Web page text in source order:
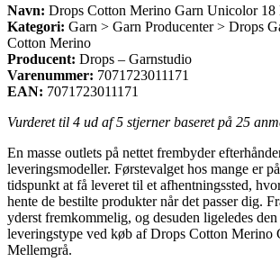
Navn: Drops Cotton Merino Garn Unicolor 18
Kategori: Garn > Garn Producenter > Drops
Cotton Merino
Producent: Drops – Garnstudio
Varenummer: 7071723011171
EAN: 7071723011171
Vurderet til 4 ud af 5 stjerner baseret på 25
En masse outlets på nettet frembyder
leveringsmodeller. Førstevalget hos mange er
tidspunkt at få leveret til et afhentningssted,
hente de bestilte produkter når det passer dig.
yderst fremkommelig, og desuden ligeledes
leveringstype ved køb af Drops Cotton Merino
Mellemgrå.